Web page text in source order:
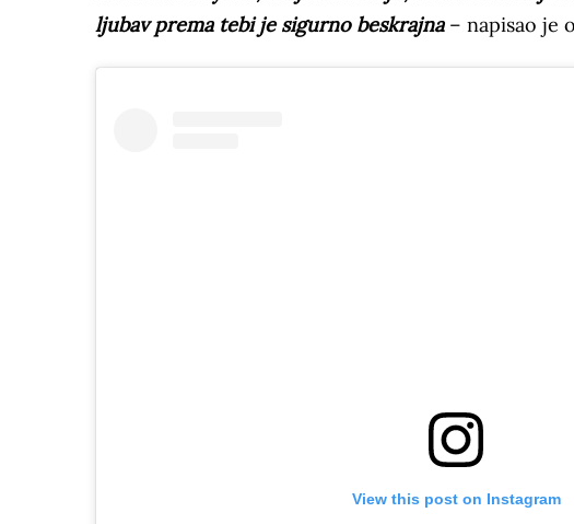
ljubav prema tebi je sigurno beskrajna– napisao je
View this post on Instagram